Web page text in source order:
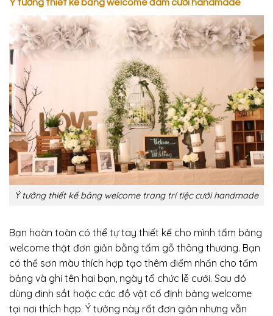
Ý tưởng thiết kế bảngwelcome đám cưới handmade
Ý tưởng thiết kế bảng welcome trang trí tiệc cưới handmade
Bạn hoàn toàn có thể tự tay thiết kế cho mình tấm bảng
welcome thật đơn giản bằng tấm gỗ thông thương. Bạn
có thể sơn màu thích hợp tạo thêm điểm nhấn cho tấm
bảng và ghi tên hai bạn, ngày tổ chức lễ cưới. Sau đó
dùng đinh sắt hoặc các đồ vật cố định bảng welcome
tại nơi thích hợp. Ý tưởng này rất đơn giản nhưng vẫn